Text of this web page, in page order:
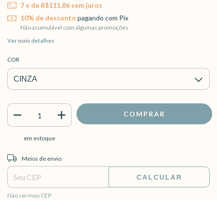
7x de R$111,86 sem juros
10% de desconto pagando com Pix
Não acumulável com algumas promoções
Ver mais detalhes
COR
em estoque
Entregas para o CEP:
Meios de envio
CALCULAR
Não sei meu CEP